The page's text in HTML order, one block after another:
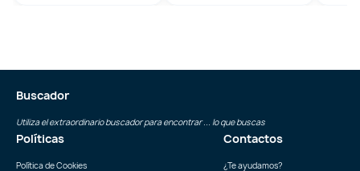
Buscador
Utiliza el extraordinario buscador para encontrar ... lo que buscas
Políticas
Política de Cookies
Contactos
¿Te ayudamos?